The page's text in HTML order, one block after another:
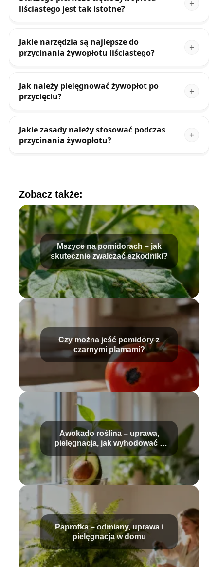
liściastego jest tak istotne?
Jakie narzędzia są najlepsze do
przycinania żywopłotu liściastego?
Jak należy pielęgnować żywopłot po
przycięciu?
Jakie zasady należy stosować podczas
przycinania żywopłotu?
Zobacz także:
Mszyce na pomidorach – jak
skutecznie zwalczać szkodniki?
Czy można jeść pomidory z
czarnymi plamami?
Awokado roślina – uprawa,
pielęgnacja, jak wyhodować z
pestki?
Paprotka – odmiany, uprawa i
pielęgnacja w domu